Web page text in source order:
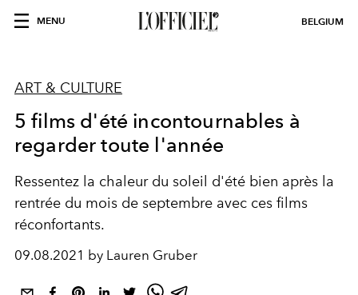
MENU BELGIUM
ART & CULTURE
5 films d'été incontournables à
regarder toute l'année
Ressentez la chaleur du soleil d'été bien après la
rentrée du mois de septembre avec ces films
réconfortants.
09.08.2021 by Lauren Gruber